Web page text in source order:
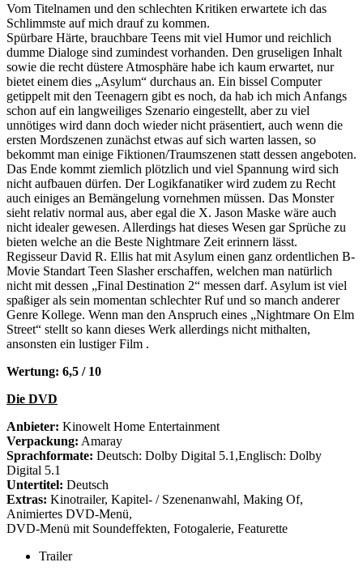
Vom Titelnamen und den schlechten Kritiken erwartete ich das
Schlimmste auf mich drauf zu kommen.
Spürbare Härte, brauchbare Teens mit viel Humor und reichlich
dumme Dialoge sind zumindest vorhanden. Den gruseligen Inhalt
sowie die recht düstere Atmosphäre habe ich kaum erwartet, nur
bietet einem dies „Asylum“ durchaus an. Ein bissel Computer
getippelt mit den Teenagern gibt es noch, da hab ich mich Anfangs
schon auf ein langweiliges Szenario eingestellt, aber zu viel
unnötiges wird dann doch wieder nicht präsentiert, auch wenn die
ersten Mordszenen zunächst etwas auf sich warten lassen, so
bekommt man einige Fiktionen/Traumszenen statt dessen angeboten.
Das Ende kommt ziemlich plötzlich und viel Spannung wird sich
nicht aufbauen dürfen. Der Logikfanatiker wird zudem zu Recht
auch einiges an Bemängelung vornehmen müssen. Das Monster
sieht relativ normal aus, aber egal die X. Jason Maske wäre auch
nicht idealer gewesen. Allerdings hat dieses Wesen gar Sprüche zu
bieten welche an die Beste Nightmare Zeit erinnern lässt.
Regisseur David R. Ellis hat mit Asylum einen ganz ordentlichen B-
Movie Standart Teen Slasher erschaffen, welchen man natürlich
nicht mit dessen „Final Destination 2“ messen darf. Asylum ist viel
spaßiger als sein momentan schlechter Ruf und so manch anderer
Genre Kollege. Wenn man den Anspruch eines „Nightmare On Elm
Street“ stellt so kann dieses Werk allerdings nicht mithalten,
ansonsten ein lustiger Film .
Wertung: 6,5 / 10
Die DVD
Anbieter: Kinowelt Home Entertainment
Verpackung: Amaray
Sprachformate: Deutsch: Dolby Digital 5.1,Englisch: Dolby
Digital 5.1
Untertitel: Deutsch
Extras: Kinotrailer, Kapitel- / Szenenanwahl, Making Of,
Animiertes DVD-Menü,
DVD-Menü mit Soundeffekten, Fotogalerie, Featurette
Trailer